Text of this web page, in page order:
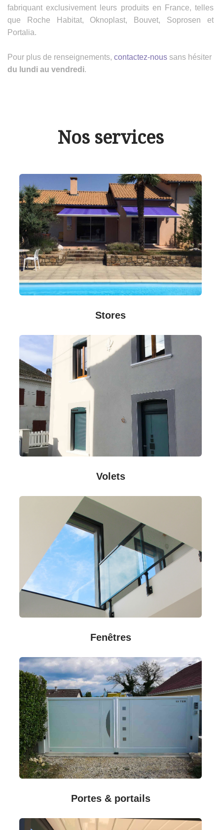
fabriquant exclusivement leurs produits en France, telles
que Roche Habitat, Oknoplast, Bouvet, Soprosen et
Portalia.
Pour plus de renseignements, contactez-nous sans hésiter
du lundi au vendredi.
Nos services
Stores
Volets
Fenêtres
Portes & portails